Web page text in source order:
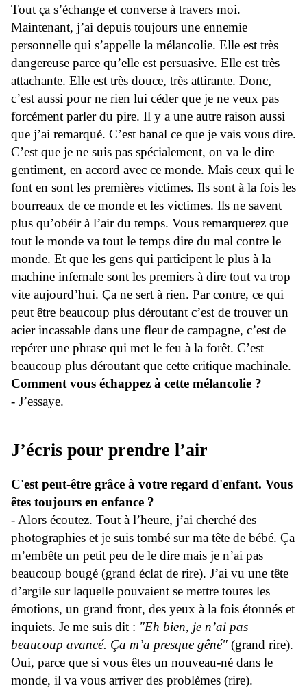
Tout ça s’échange et converse à travers moi.
Maintenant, j’ai depuis toujours une ennemie
personnelle qui s’appelle la mélancolie. Elle est très
dangereuse parce qu’elle est persuasive. Elle est très
attachante. Elle est très douce, très attirante. Donc,
c’est aussi pour ne rien lui céder que je ne veux pas
forcément parler du pire. Il y a une autre raison aussi
que j’ai remarqué. C’est banal ce que je vais vous dire.
C’est que je ne suis pas spécialement, on va le dire
gentiment, en accord avec ce monde. Mais ceux qui le
font en sont les premières victimes. Ils sont à la fois les
bourreaux de ce monde et les victimes. Ils ne savent
plus qu’obéir à l’air du temps. Vous remarquerez que
tout le monde va tout le temps dire du mal contre le
monde. Et que les gens qui participent le plus à la
machine infernale sont les premiers à dire tout va trop
vite aujourd’hui. Ça ne sert à rien. Par contre, ce qui
peut être beaucoup plus déroutant c’est de trouver un
acier incassable dans une fleur de campagne, c’est de
repérer une phrase qui met le feu à la forêt. C’est
beaucoup plus déroutant que cette critique machinale.
Comment vous échappez à cette mélancolie ?
- J’essaye.
J’écris pour prendre l’air
C'est peut-être grâce à votre regard d'enfant. Vous
êtes toujours en enfance ?
- Alors écoutez. Tout à l’heure, j’ai cherché des
photographies et je suis tombé sur ma tête de bébé. Ça
m’embête un petit peu de le dire mais je n’ai pas
beaucoup bougé (grand éclat de rire). J’ai vu une tête
d’argile sur laquelle pouvaient se mettre toutes les
émotions, un grand front, des yeux à la fois étonnés et
inquiets. Je me suis dit : "Eh bien, je n’ai pas
beaucoup avancé. Ça m’a presque gêné" (grand rire).
Oui, parce que si vous êtes un nouveau-né dans le
monde, il va vous arriver des problèmes (rire).